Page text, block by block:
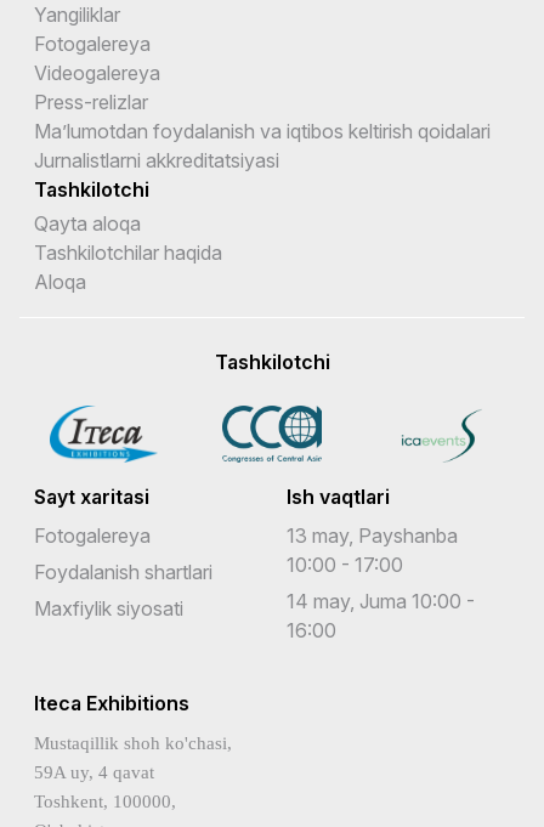
Yangiliklar
Fotogalereya
Videogalereya
Press-relizlar
Ma’lumotdan foydalanish va iqtibos keltirish qoidalari
Jurnalistlarni akkreditatsiyasi
Tashkilotchi
Qayta aloqa
Tashkilotchilar haqida
Aloqa
Tashkilotchi
Sayt xaritasi
Fotogalereya
Foydalanish shartlari
Maxfiylik siyosati
Ish vaqtlari
13 may, Payshanba
10:00 - 17:00
14 may, Juma 10:00 -
16:00
Iteca Exhibitions
Mustaqillik shoh ko'chasi,
59A uy, 4 qavat
Toshkent, 100000,